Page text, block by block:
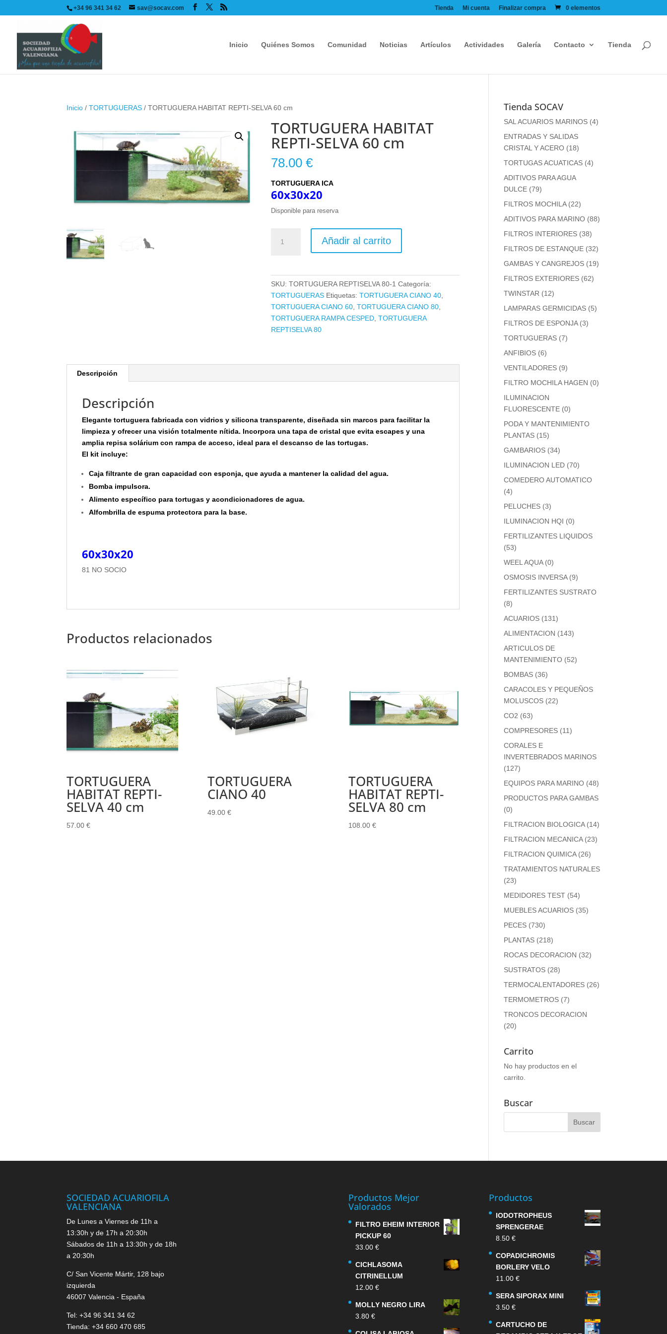
+34 96 341 34 62 sav@socav.com Tienda Mi cuenta Finalizar compra 0 elementos
Inicio Quiénes Somos Comunidad Noticias Artículos Actividades Galería Contacto Tienda
Inicio /TORTUGUERAS / TORTUGUERA HABITAT REPTI-SELVA 60 cm
TORTUGUERA HABITAT
REPTI-SELVA 60 cm
78.00€
TORTUGUERA ICA
60x30x20
Disponible para reserva
HABITAT
Añadir al carrito
SKU:TORTUGUERA REPTISELVA 80-1 Categoría:
TORTUGUERAS Etiquetas:TORTUGUERA CIANO 40
TORTUGUERA CIANO 60 ,TORTUGUERA CIANO 80
TORTUGUERA RAMPA CESPED ,TORTUGUERA
REPTISELVA 80
Descripción
Descripción
Elegante tortuguera fabricada con vidrios y silicona transparente, diseñada sin marcos para facilitar la
limpieza y ofrecer una visión totalmente nítida. Incorpora una tapa de cristal que evita escapes y una
amplia repisa solárium con rampa de acceso, ideal para el descanso de las tortugas.
El kit incluye:
Caja filtrante de gran capacidad con esponja, que ayuda a mantener la calidad del agua.
Bomba impulsora.
Alimento específico para tortugas y acondicionadores de agua.
Alfombrilla de espuma protectora para la base.
60x30x20
81 NO SOCIO
Productos relacionados
TORTUGUERA
HABITAT REPTI-
SELVA 40 cm
57.00€
TORTUGUERA
CIANO 40
49.00 €
TORTUGUERA
HABITAT REPTI-
SELVA 80 cm
108.00 €
Tienda SOCAV
SAL ACUARIOS MARINOS (4)
ENTRADAS Y SALIDAS
CRISTAL Y ACERO (18)
TORTUGAS ACUATICAS (4)
ADITIVOS PARA AGUA
DULCE (79)
FILTROS MOCHILA (22)
ADITIVOS PARA MARINO (88)
FILTROS INTERIORES (38)
FILTROS DE ESTANQUE (32)
GAMBAS Y CANGREJOS (19)
FILTROS EXTERIORES (62)
TWINSTAR (12)
LAMPARAS GERMICIDAS (5)
FILTROS DE ESPONJA (3)
TORTUGUERAS (7)
ANFIBIOS (6)
VENTILADORES (9)
FILTRO MOCHILA HAGEN (0)
ILUMINACION
FLUORESCENTE (0)
PODA Y MANTENIMIENTO
PLANTAS (15)
GAMBARIOS (34)
ILUMINACION LED (70)
COMEDERO AUTOMATICO
(4)
PELUCHES (3)
ILUMINACION HQI (0)
FERTILIZANTES LIQUIDOS
(53)
WEEL AQUA (0)
OSMOSIS INVERSA (9)
FERTILIZANTES SUSTRATO
(8)
ACUARIOS (131)
ALIMENTACION (143)
ARTICULOS DE
MANTENIMIENTO (52)
BOMBAS (36)
CARACOLES Y PEQUEÑOS
MOLUSCOS (22)
CO2 (63)
COMPRESORES (11)
CORALES E
INVERTEBRADOS MARINOS
(127)
EQUIPOS PARA MARINO (48)
PRODUCTOS PARA GAMBAS
(0)
FILTRACION BIOLOGICA (14)
FILTRACION MECANICA (23)
FILTRACION QUIMICA (26)
TRATAMIENTOS NATURALES
(23)
MEDIDORES TEST (54)
MUEBLES ACUARIOS (35)
PECES (730)
PLANTAS (218)
ROCAS DECORACION (32)
SUSTRATOS (28)
TERMOCALENTADORES (26)
TERMOMETROS (7)
TRONCOS DECORACION
(20)
Carrito
No hay productos en el
carrito.
Buscar
SOCIEDAD ACUARIOFILA
VALENCIANA
De Lunes a Viernes de 11h a
13:30h y de 17h a 20:30h
Sábados de 11h a 13:30h y de 18h
a 20:30h
C/ San Vicente Mártir, 128 bajo
izquierda
46007 Valencia - España
Tel: +34 96 341 34 62
Tienda: +34 660 470 685
Productos Mejor
Valorados
FILTRO EHEIM INTERIOR
PICKUP 60
33.00 €
CICHLASOMA
CITRINELLUM
12.00 €
MOLLY NEGRO LIRA
3.80 €
Productos
IODOTROPHEUS
SPRENGERAE
8.50€
COPADICHROMIS
BORLERY VELO
11.00€
SERA SIPORAX MINI
3.50€
CARTUCHO DE